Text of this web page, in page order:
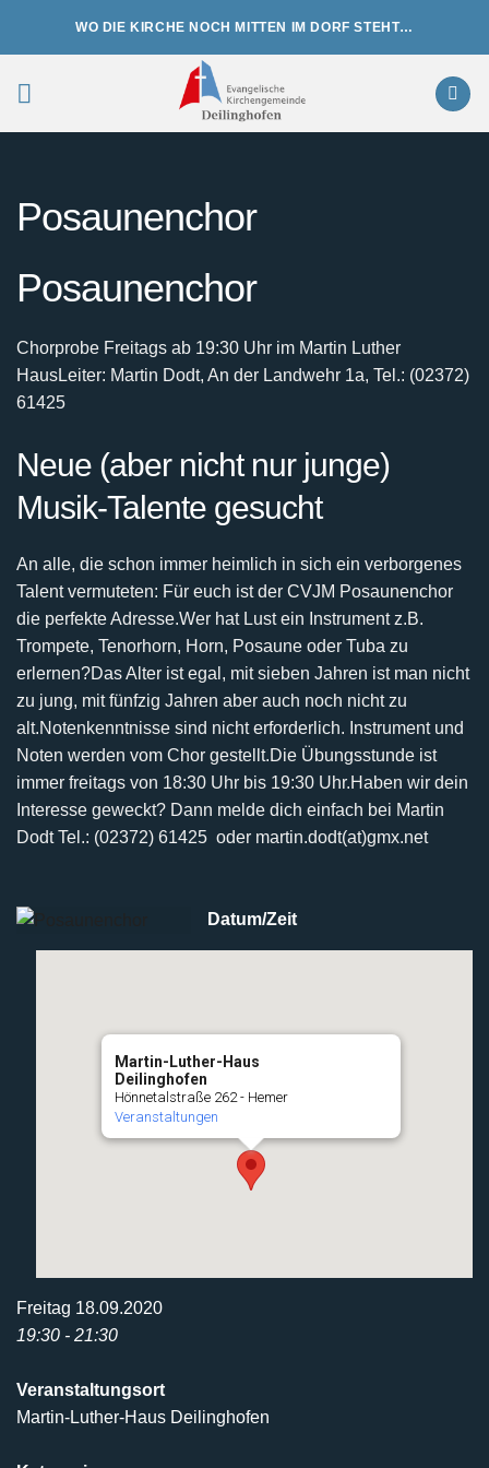
WO DIE KIRCHE NOCH MITTEN IM DORF STEHT…
Posaunenchor
Posaunenchor
Chorprobe Freitags ab 19:30 Uhr im Martin Luther
HausLeiter: Martin Dodt, An der Landwehr 1a, Tel.: (02372)
61425
Neue (aber nicht nur junge)
Musik-Talente gesucht
An alle, die schon immer heimlich in sich ein verborgenes
Talent vermuteten: Für euch ist der CVJM Posaunenchor
die perfekte Adresse.Wer hat Lust ein Instrument z.B.
Trompete, Tenorhorn, Horn, Posaune oder Tuba zu
erlernen?Das Alter ist egal, mit sieben Jahren ist man nicht
zu jung, mit fünfzig Jahren aber auch noch nichtzu
alt.Notenkenntnisse sind nicht erforderlich. Instrument und
Noten werden vom Chor gestellt.Die Übungsstunde ist
immer freitags von 18:30 Uhr bis 19:30 Uhr.Haben wir dein
Interesse geweckt? Dann melde dich einfach bei Martin
Dodt Tel.: (02372) 61425 oder martin.dodt(at)gmx.net
Martin-Luther-Haus
Deilinghofen
Hönnetalstraße 262 - Hemer
Veranstaltungen
Datum/Zeit
Freitag 18.09.2020
19:30 - 21:30
Veranstaltungsort
Martin-Luther-Haus Deilinghofen